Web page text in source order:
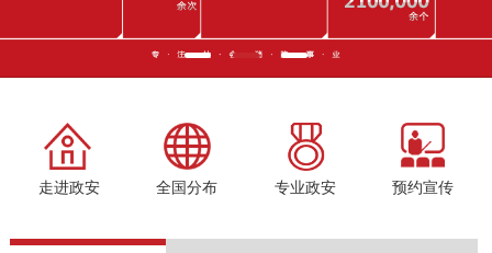
走进政安 全国分布 专业政安 预约宣传